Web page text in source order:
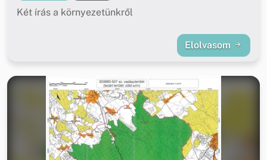
Két írás a környezetünkről
Elolvasom